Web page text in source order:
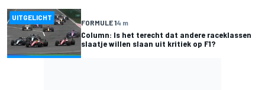
UITGELICHT
FORMULE 14 m
Column: Is het terecht dat andere raceklassen
slaatje willen slaan uit kritiek op F1?